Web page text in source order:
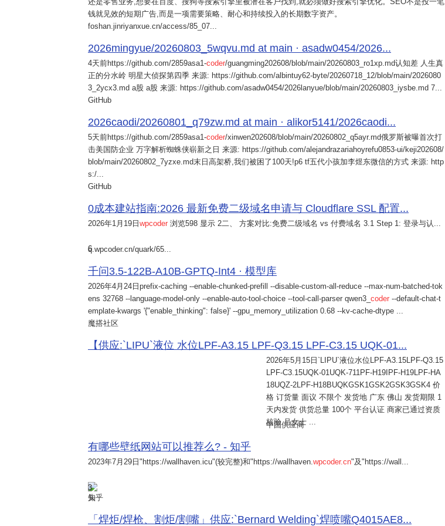
钱就见效的短期广告,而是一项需要策略、耐心和持续投入的长期数字资产。
foshan.jinriyanxue.cn/access/85_07...
2026mingyue/20260803_5wqvu.md at main · asadw0454/2026...
4天前https://github.com/2859asa1-coder/guangming202608/blob/main/20260803_ro1xp.md认知差 人生真
正的分水岭 明星大侦探第四季 来源: https://github.com/albintuy62-byte/20260718_12/blob/main/2026080
3_2ycx3.md a股 a股 来源: https://github.com/asadw0454/2026lanyue/blob/main/20260803_iysbe.md 7...
GitHub
2026caodi/20260801_q79zw.md at main · alikor5141/2026caodi...
5天前https://github.com/2859asa1-coder/xinwen202608/blob/main/20260802_q5ayr.md俄罗斯被曝首次打
击美国防企业 万字解析蜘蛛侠崭新之日 来源: https://github.com/alejandrazariahoyrefu0853-ui/keji202608/
blob/main/20260802_7yzxe.md末日高架桥,我们被困了100天!p6 tf五代小孩加李煜东微信的方式 来源: http
s:/...
GitHub
0成本建站指南:2026 最新免费二级域名申请与 Cloudflare SSL 配置...
2026年1月19日wpcoder 浏览598 显示 2二、 方案对比:免费二级域名 vs 付费域名 3.1 Step 1: 登录与认...
6
q.wpcoder.cn/quark/65...
千问3.5-122B-A10B-GPTQ-Int4 · 模型库
2026年4月24日 prefix-caching --enable-chunked-prefill --disable-custom-all-reduce --max-num-batched-tok
ens 32768 --language-model-only --enable-auto-tool-choice --tool-call-parser qwen3_ coder --default-chat-t
emplate-kwargs '{"enable_thinking": false}' --gpu_memory_utilization 0.68 --kv-cache-dtype ...
魔搭社区
【供应:`LIPU`液位 水位LPF-A3.15 LPF-Q3.15 LPF-C3.15 UQK-01...
2026年5月15日 `LIPU`液位水位LPF-A3.15LPF-Q3.15
LPF-C3.15UQK-01UQK-711PF-H19IPF-H19LPF-HA
18UQZ-2LPF-H18BUQKGSK1GSK2GSK3GSK4 价
格 订货量 面议 不限个 发货地 广东 佛山 发货期限 1
天内发货 供货总量 100个 平台认证 商家已通过资质
核验 吕女士 ...
中国供应商
有哪些壁纸网站可以推荐么? - 知乎
2023年7月29日 "https://wallhaven.icu"(较完整)和"https://wallhaven.wpcoder.cn"及"https://wall...
3
知乎
「焊炬/焊枪、割炬/割嘴」供应:`Bernard Welding`焊喷嘴Q4015AE8...